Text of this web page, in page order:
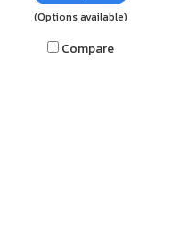
(Options available)
Compare